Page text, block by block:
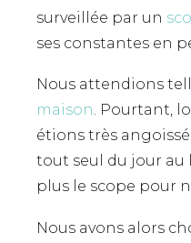
surveillée par un
ses constantes en
Nous attendions
maison. Pourtant,
étions très
tout seul du jour au
plus le scope pour
Nous avons alors